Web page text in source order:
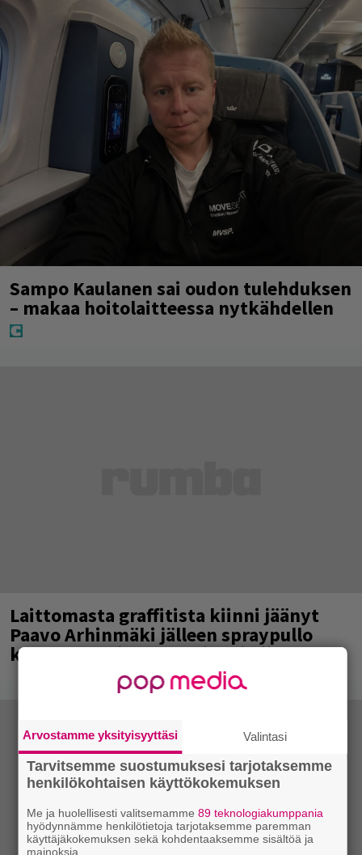
Sampo Kaulanen sai oudon tulehduksen
– makaa hoitolaitteessa nytkähdellen
Laittomasta graffitista kiinni jäänyt
Paavo Arhinmäki jälleen spraypullo
kädessä – näitä puolueita ei kiinnosta
Arvostamme yksityisyyttäsi Valintasi
Tarvitsemme suostumuksesi tarjotaksemme
henkilökohtaisen käyttökokemuksen
Me ja huolellisesti valitsemamme 89 teknologiakumppania
hyödynnämme henkilötietoja tarjotaksemme paremman
käyttäjäkokemuksen sekä kohdentaaksemme sisältöä ja
mainoksia.